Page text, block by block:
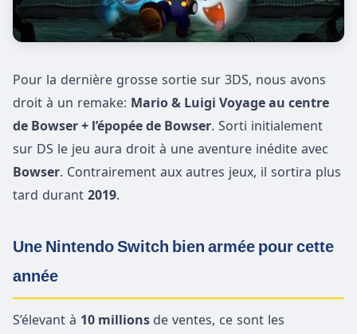
Pour la dernière grosse sortie sur 3DS, nous avons
droit à un remake: Mario & Luigi Voyage au centre
de Bowser + l’épopée de Bowser. Sorti initialement
sur DS le jeu aura droit à une aventure inédite avec
Bowser. Contrairement aux autres jeux, il sortira plus
tard durant 2019.
Une Nintendo Switch bien armée pour cette
année
S’élevant à 10 millions de ventes, ce sont les